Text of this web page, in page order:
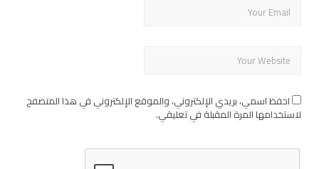
احفظ اسمي، بريدي الإلكتروني، والموقع الإلكتروني في هذا المتصفح
لاستخدامها المرة المقبلة في تعليقي.